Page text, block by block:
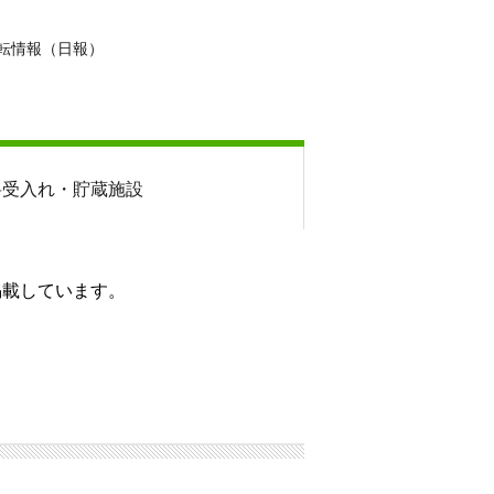
情報（日報）
受入れ・貯蔵施設
しています。